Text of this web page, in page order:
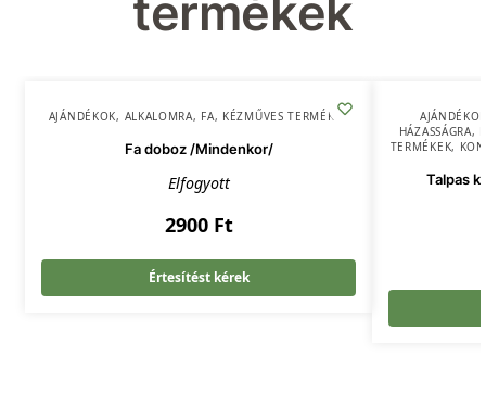
termékek
AJÁNDÉKOK, ALKALOMRA, FA, KÉZMŰVES TERMÉKEK
Fa doboz /Mindenkor/
Elfogyott
2900 Ft
Értesítést kérek
HÁZASSÁGRA,
TERMÉKEK,
Talpas